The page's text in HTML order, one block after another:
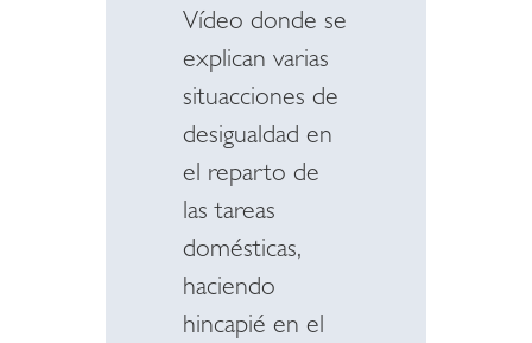
Vídeo donde se
explican varias
situacciones de
desigualdad en
el reparto de
las tareas
domésticas,
haciendo
hincapié en el